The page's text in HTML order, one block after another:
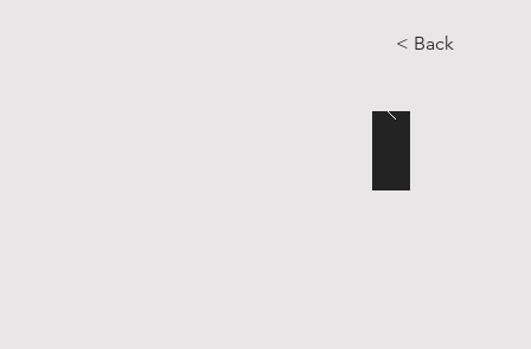
< Back